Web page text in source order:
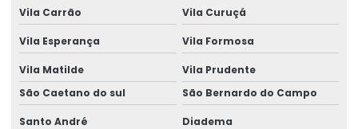
Laudo estrutural valor
Laudo técnico de avaliação estrutural
Laudo Técnico De Telhado
Laudo Técnico Estrutural
Vila Carrão Vila Curuçá
Vila Esperança Vila Formosa
Vila Matilde
Vila Prudente
São Caetano do sul
São Bernardo do Campo
Santo André Diadema